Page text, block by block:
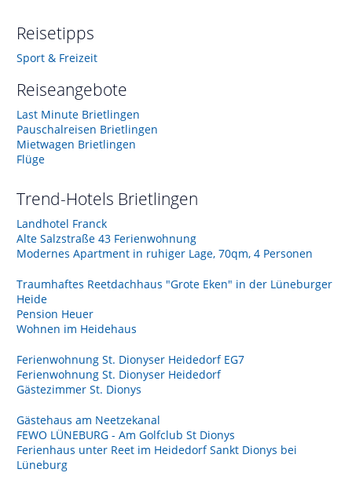
Reisetipps
Sport & Freizeit
Reiseangebote
Last Minute Brietlingen
Pauschalreisen Brietlingen
Mietwagen Brietlingen
Flüge
Trend-Hotels Brietlingen
Landhotel Franck
Alte Salzstraße 43 Ferienwohnung
Modernes Apartment in ruhiger Lage, 70qm, 4 Personen
Traumhaftes Reetdachhaus "Grote Eken" in der Lüneburger
Heide
Pension Heuer
Wohnen im Heidehaus
Ferienwohnung St. Dionyser Heidedorf EG7
Ferienwohnung St. Dionyser Heidedorf
Gästezimmer St. Dionys
Gästehaus am Neetzekanal
FEWO LÜNEBURG - Am Golfclub St Dionys
Ferienhaus unter Reet im Heidedorf Sankt Dionys bei
Lüneburg